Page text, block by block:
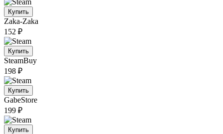
Купить
Zaka-Zaka
152 ₽
Купить
SteamBuy
198 ₽
Купить
GabeStore
199 ₽
Купить